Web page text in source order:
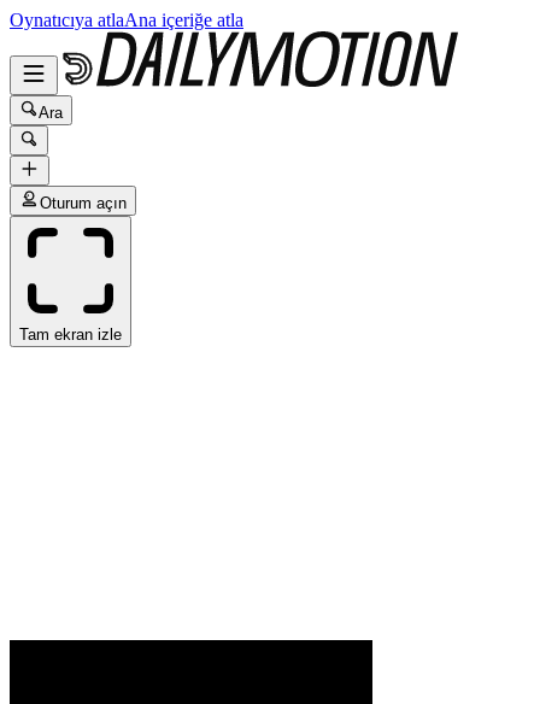
Oynatıcıya atlaAna içeriğe atla
Ara
Oturum açın
Tam ekran izle